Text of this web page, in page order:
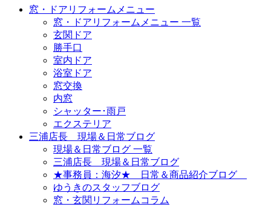
窓・ドアリフォームメニュー
窓・ドアリフォームメニュー 一覧
玄関ドア
勝手口
室内ドア
浴室ドア
窓交換
内窓
シャッター･雨戸
エクステリア
三浦店長 現場＆日常ブログ
現場＆日常ブログ 一覧
三浦店長 現場＆日常ブログ
★事務員：海汐★ 日常＆商品紹介ブログ
ゆうきのスタッフブログ
窓・玄関リフォームコラム